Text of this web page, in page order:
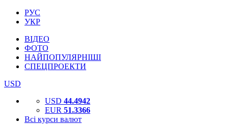
РУС
УКР
ВІДЕО
ФОТО
НАЙПОПУЛЯРНІШІ
СПЕЦПРОЕКТИ
USD
USD 44.4942
EUR 51.3366
Всі курси валют